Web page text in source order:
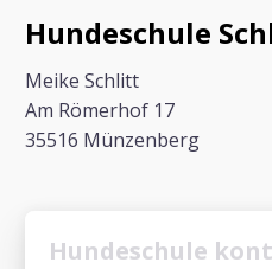
Hundeschule
Meike Schlitt
Am Römerhof 17
35516 Münzenberg
Hundeschule